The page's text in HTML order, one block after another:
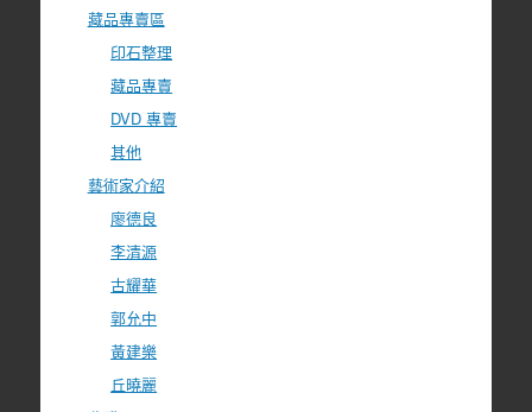
藏品專賣區
印石整理
藏品專賣
DVD 專賣
其他
藝術家介紹
廖德良
李清源
古耀華
郭允中
黃建樂
丘曉麗